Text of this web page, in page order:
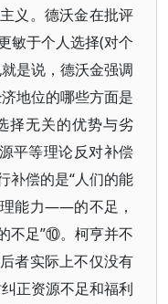
义。德沃金在批评
敏于个人选择(对个
是说，德沃金强调
地位的哪些方面是
择无关的优势与劣
平等理论反对补偿
补偿的是“人们的能
能力——的不足，
不足”⑩。柯亨并不
者实际上不仅没有
正资源不足和福利